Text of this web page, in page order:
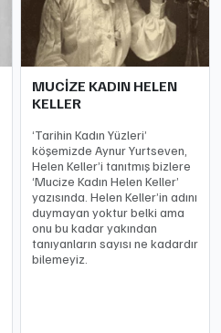
MUCİZE KADIN HELEN
KELLER
‘Tarihin Kadın Yüzleri’
köşemizde Aynur Yurtseven,
Helen Keller’i tanıtmış bizlere
‘Mucize Kadın Helen Keller’
yazısında. Helen Keller’in adını
duymayan yoktur belki ama
onu bu kadar yakından
tanıyanların sayısı ne kadardır
bilemeyiz.